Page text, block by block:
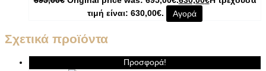
τιμή είναι: 630,00€.
Αγορά
Σχετικά προϊόντα
Προσφορά!